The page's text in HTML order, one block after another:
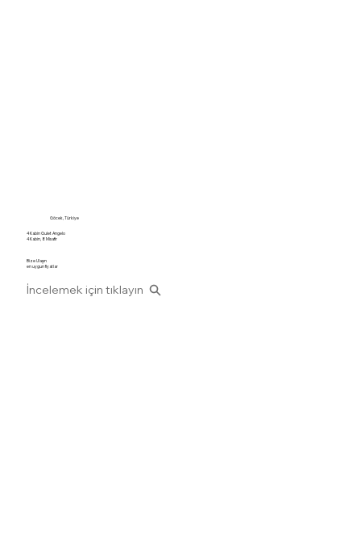
Göcek, Türkiye
4 Kabin Gulet Angelo
4 Kabin, 8 Misafir
Bize Ulaşın
en uygun fiyatlar
İncelemek için tıklayın